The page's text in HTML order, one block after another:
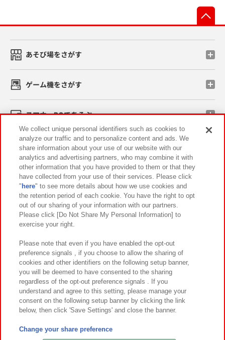
あそび場をさがす
ゲーム機をさがす
スマホ・PCであそぶ
イベント・キャンペーン
関連会社 サステナビリティ サイトポリシー
プライバシーポリシー ウェブアクセシビリティ方針と検証結果
お取引先さまとともに
カスタマーハラスメント対応方針 よくあるご質問・お問い合わせ
©Bandai Namco Amusement Inc.
©Bandai Namco Amusement Lab Inc.
We collect unique personal identifiers such as cookies to
analyze our traffic and to personalize content and ads. We
share information about your use of our website with our
analytics and advertising partners, who may combine it with
other information that you have provided to them or that they
have collected from your use of their services. Please click
" here" to see more details about how we use cookies and
the retention period of each cookie. You have the right to opt
out of our sharing of your information with our partners.
Please click [Do Not Share My Personal Information] to
exercise your right.
Please note that even if you have enabled the opt-out
preference signals , if you choose to allow the sharing of
cookies and other identifiers on the following setup banner,
you will be deemed to have consented to the sharing
regardless of the opt-out preference signals . If you
understand and agree to this setting, please manage your
consent on the following setup banner by clicking the link
below, then click 'Save Settings' and close the banner.
Change your share preference